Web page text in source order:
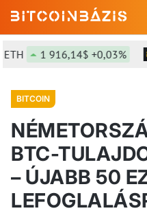
1 916,14$ +0,03%
BITCOIN
BTC-
– ÚJABB 50